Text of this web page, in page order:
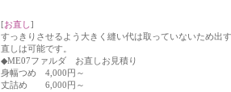
[お直し]
すっきりさせるよう大きく縫い代は取っていないため出
直しは可能です。
◆ME07ファルダ お直しお見積り
身幅つめ 4,000円～
丈詰め 6,000円～